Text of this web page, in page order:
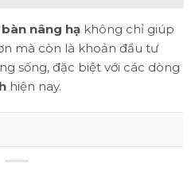
bàn nâng hạ không chỉ giúp
mà còn là khoản đầu tư
sống, đặc biệt với các dòng
hiện nay.